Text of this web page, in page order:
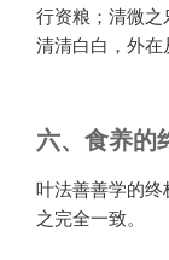
行资粮；清微
清清白白，外在
六、食养的
叶法善善学的终
之完全一致。